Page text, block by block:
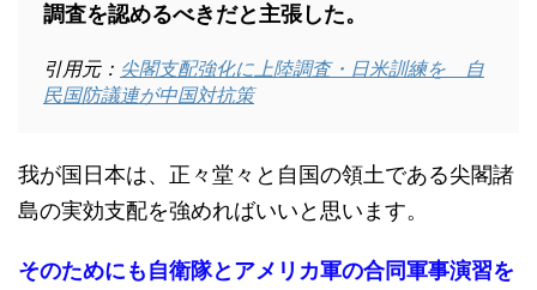
調査を認めるべきだと主張した。
引用元： 尖閣支配強化に上陸調査・日米訓練を 自
民国防議連が中国対抗策
我が国日本は、正々堂々と自国の領土である尖閣諸
島の実効支配を強めればいいと思います。
そのためにも自衛隊とアメリカ軍の合同軍事演習を